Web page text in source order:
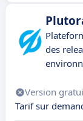
des
Version
Tarif sur